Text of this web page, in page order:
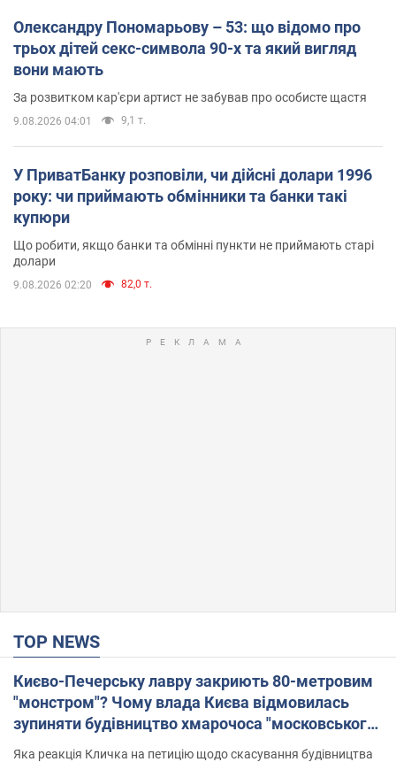
Олександру Пономарьову – 53: що відомо про
трьох дітей секс-символа 90-х та який вигляд
вони мають
За розвитком кар'єри артист не забував про особисте щастя
9.08.2026 04:01 9,1 т.
У ПриватБанку розповіли, чи дійсні долари 1996
року: чи приймають обмінники та банки такі
купюри
Що робити, якщо банки та обмінні пункти не приймають старі
долари
9.08.2026 02:20 82,0 т.
TOP NEWS
Києво-Печерську лавру закриють 80-метровим
"монстром"? Чому влада Києва відмовилась
зупиняти будівництво хмарочоса "московського
вірянина"
Яка реакція Кличка на петицію щодо скасування будівництва